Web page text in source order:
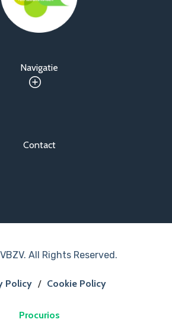
Navigatie
Contact
All Rights Reserved.
Policy / Cookie Policy
Procurios